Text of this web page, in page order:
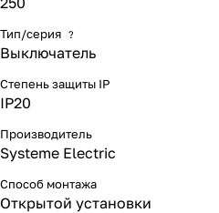
выполнен из нержавеющей стали,
к коррозии и деформациям.
Выключатель не будет
эксплуатации, к тому же он не
имеет ограничений по количеству
В производстве выключателей
Schneider Electric используются
соответствуют самым высоким
стандартам экологии и
Тип/серия ?
Выключатель
Степень защиты IP
IP20
Производитель
Systeme Electric
Способ монтажа
Открытой установки